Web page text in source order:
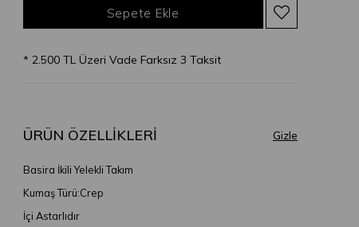
* 2.500 TL Üzeri Vade Farksız 3 Taksit
ÜRÜN ÖZELLIKLERI
Basira İkili Yelekli Takım
Kumaş Türü:Crep
İçi Astarlıdır